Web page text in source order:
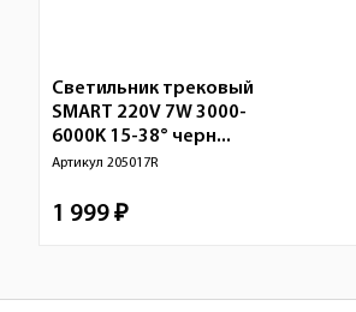
Светильник трековый
SMART 220V 7W 3000-
6000K 15-38° черн...
Артикул 205017R
1 999 ₽